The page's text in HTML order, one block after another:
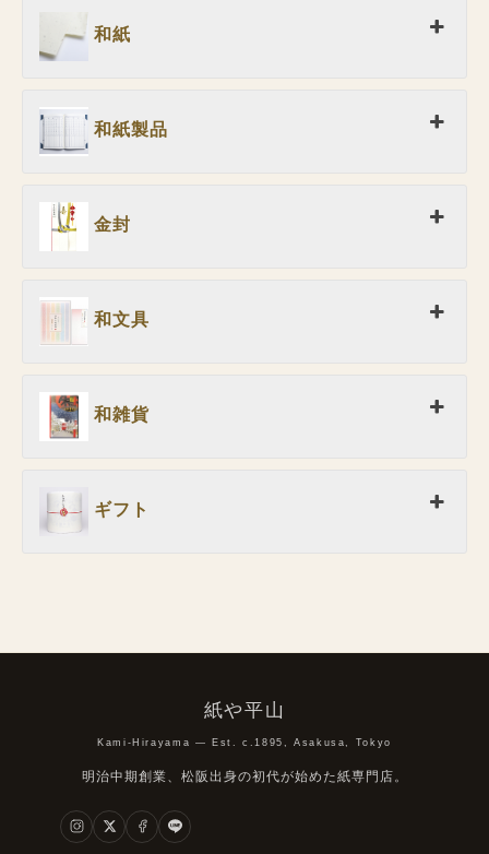
和紙
和紙製品
金封
和文具
和雑貨
ギフト
紙や平山
Kami-Hirayama — Est. c.1895, Asakusa, Tokyo
明治中期創業、松阪出身の初代が始めた紙専門店。